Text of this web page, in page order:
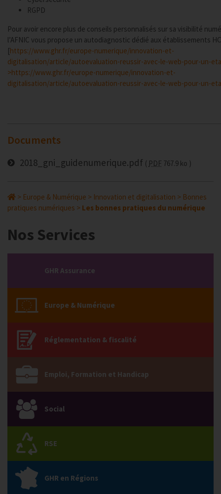
RGPD
Pour avoir encore plus de conseils personnalisés sur sa visibilité
l’AFNIC vous propose un autodiagnostic dédié aux établissements
[https://www.ghr.fr/europe-numerique/innovation-et-
digitalisation/article/autoevaluation-reussir-avec-le-web-pour-un-
>https://www.ghr.fr/europe-numerique/innovation-et-
digitalisation/article/autoevaluation-reussir-avec-le-web-pour-un-
Documents
2018_gni_guidenumerique.pdf PDF 767.9 ko
> Europe & Numérique > Innovation et digitalisation > Bonnes
pratiques numériques > Les bonnes pratiques du numérique
Nos Services
GHR Assurance
Europe & Numérique
Réglementation & fiscalité
Emploi, Formation et Handicap
Social
RSE
GHR en Régions